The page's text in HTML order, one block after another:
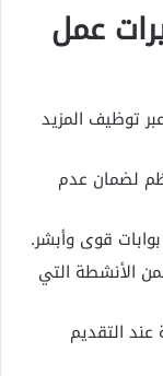
عمل
توظيف المزيد
لضمان عدم
قوى وأبشر.
الأنشطة التي
التقديم